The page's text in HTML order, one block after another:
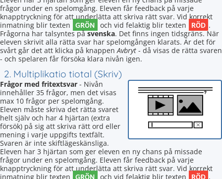
frågor under en spelomgång. Eleven får feedback på varje
knapptryckning för att underlätta att skriva rätt svar. Vid korrekt
inmatning blir texten GRÖN och vid felaktig blir texten RÖD .
Frågorna har talsyntes påsvenska. Det finns ingen tidsgräns. När
eleven skrivit alla rätta svar har spelomgången klarats. Är det för
svårt går det att klicka på knappenAvbryt - då visas de rätta svaren
- och spelaren får försöka klara nivån igen.
2. Multiplikatio tiotal (Skriv)
Frågor med fritextsvar - Nivån
innehåller 35 frågor, men det visas
max 10 frågor per spelomgång.
Eleven måste skriva det rätta svaret
helt själv och har 4 hjärtan (extra
försök) på sig att skriva rätt ord eller
mening i varje uppgifts textfält.
Svaren är inte skiftlägeskänsliga.
Eleven har 3 hjärtan som ger eleven en ny chans på missade
frågor under en spelomgång. Eleven får feedback på varje
knapptryckning för att underlätta att skriva rätt svar. Vid korrekt
inmatning blir texten GRÖN och vid felaktig blir texten RÖD .